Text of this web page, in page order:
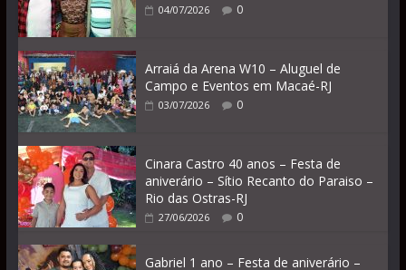
04/07/2026 0
Arraiá da Arena W10 – Aluguel de
Campo e Eventos em Macaé-RJ
03/07/2026 0
Cinara Castro 40 anos – Festa de
aniverário – Sítio Recanto do Paraiso –
Rio das Ostras-RJ
27/06/2026 0
Gabriel 1 ano – Festa de aniverário –